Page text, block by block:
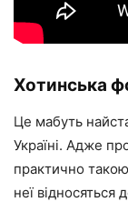
Хотинська
Це мабуть
Україні. Адже
практично
неї відносяться